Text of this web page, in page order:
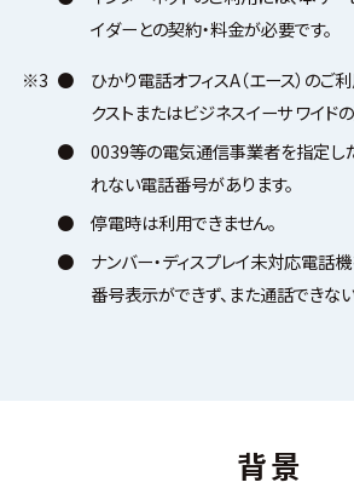
イダーとの契約・料金が必要です。
※3 ●
ひかり電話オフィスA（エース）のご
クストまたはビジネスイーサ ワイド
●
0039等の電気通信事業者を指定し
れない電話番号があります。
●
停電時は利用できません。
●
ナンバー・ディスプレイ未対応電話
番号表示ができず、また通話できな
背景